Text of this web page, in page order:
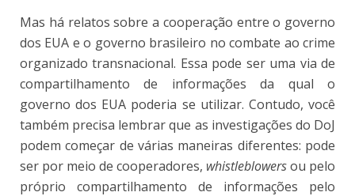
Mas há relatos sobre a cooperação entre o governo
dos EUA e o governo brasileiro no combate ao crime
organizado transnacional. Essa pode ser uma via de
compartilhamento de informações da qual o
governo dos EUA poderia se utilizar. Contudo, você
também precisa lembrar que as investigações do DoJ
podem começar de várias maneiras diferentes: pode
ser por meio de cooperadores, whistleblowersou pelo
próprio compartilhamento de informações pelo